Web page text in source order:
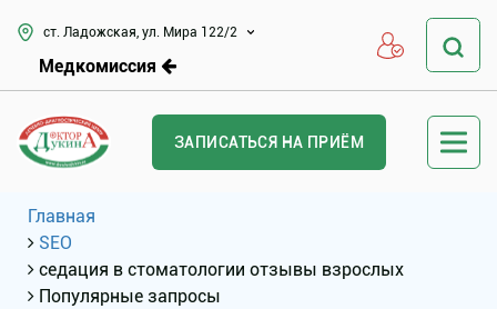
ст. Ладожская, ул. Мира 122/2
Медкомиссия
ЗАПИСАТЬСЯ НА ПРИЁМ
Главная
SEO
седация в стоматологии отзывы взрослых
Популярные запросы